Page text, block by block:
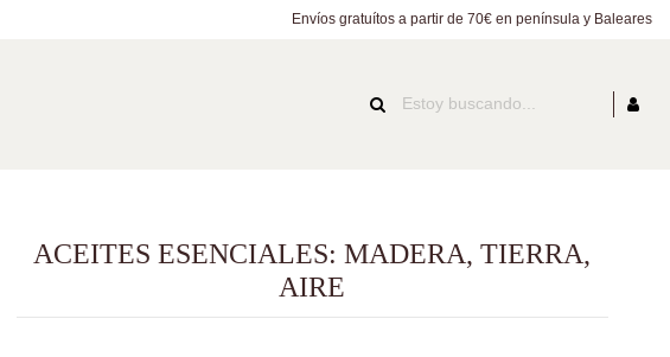
Envíos gratuítos a partir de 70€ en península y Baleares
ACEITES ESENCIALES: MADERA, TIERRA,
AIRE